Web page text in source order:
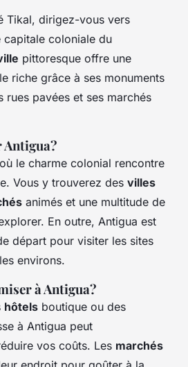
Tikal, dirigez-vous vers
capitale coloniale du
pittoresque offre une
riche grâce à ses monuments
rues pavées et ses marchés
le charme colonial rencontre
Vous y trouverez des villes
animés et une multitude de
En outre, Antigua est
départ pour visiter les sites
environs.
à Antigua?
hôtels boutique ou des
à Antigua peut
vos coûts. Les marchés